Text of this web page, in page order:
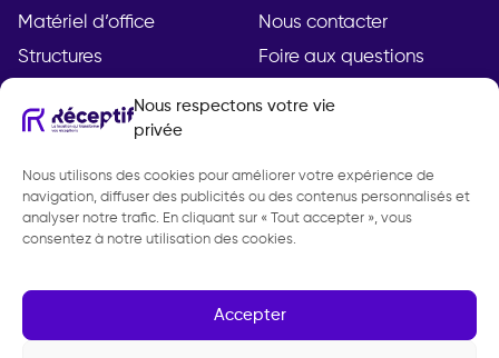
Nous respectons votre vie
privée
Nous utilisons des cookies pour améliorer votre expérience de
navigation, diffuser des publicités ou des contenus personnalisés et
analyser notre trafic. En cliquant sur « Tout accepter », vous
consentez à notre utilisation des cookies.
Accepter
Matériel d’office
Structures
Nous contacter
Foire aux questions
Compte
Mon compte
Demande de devis
Mentions légales
Politique de
confidentialité
Gestion des cookies